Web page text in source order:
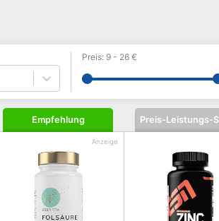
Preis: 9 - 26 €
Empfehlung Preis-Leistungs-